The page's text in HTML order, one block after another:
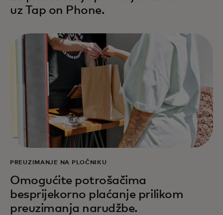
uz Tap on Phone.
PREUZIMANJE NA PLOČNIKU
Omogućite potrošačima
besprijekorno plaćanje prilikom
preuzimanja narudžbe.